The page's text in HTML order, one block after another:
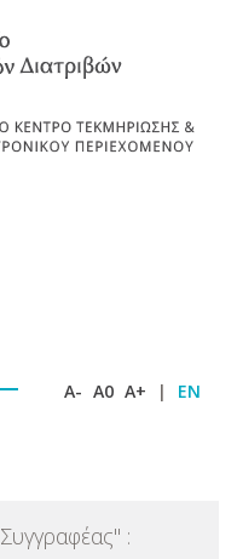
A- A0 A+ | EN
Συγγραφέας" :